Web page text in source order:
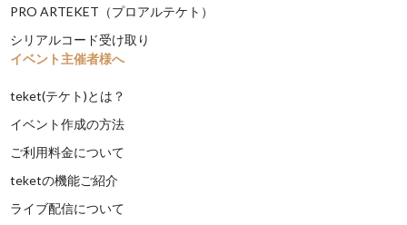
PRO ARTEKET（プロアルテケト）
シリアルコード受け取り
イベント主催者様へ
teket(テケト)とは？
イベント作成の方法
ご利用料金について
teketの機能ご紹介
ライブ配信について